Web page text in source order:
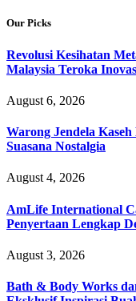
Our Picks
Revolusi Kesihatan
Malaysia Teroka
August 6, 2026
Warong Jendela Kaseh
Suasana Nostalgia
August 4, 2026
AmLife International
Penyertaan Lengkap
August 3, 2026
Bath & Body Works